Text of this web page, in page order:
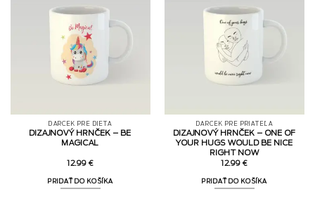
DARČEK PRE DIEŤA
DIZAJNOVÝ HRNČEK – BE
MAGICAL
12.99 €
PRIDAŤ DO KOŠÍKA
DARČEK PRE PRIATEĽA
DIZAJNOVÝ HRNČEK – ONE OF
YOUR HUGS WOULD BE NICE
RIGHT NOW
12.99 €
PRIDAŤ DO KOŠÍKA